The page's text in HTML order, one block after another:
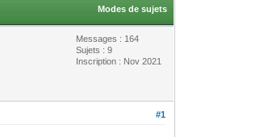
Modes de sujets
Messages : 164
Sujets : 9
Inscription : Nov 2021
#1